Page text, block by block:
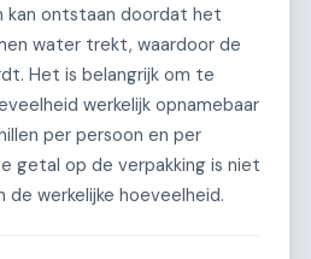
kan ontstaan doordat het
water trekt, waardoor de
Het is belangrijk om te
werkelijk opnamebaar
per persoon en per
getal op de verpakking is niet
werkelijke hoeveelheid.